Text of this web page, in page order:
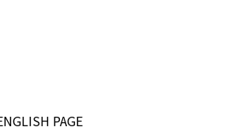
PAGE